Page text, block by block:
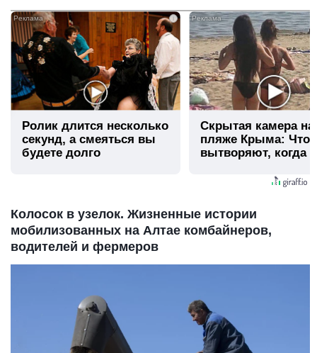
Ролик длится несколько
секунд, а смеяться вы
будете долго
Скрытая камера на
пляже Крыма: Что
вытворяют, когда
Колосок в узелок. Жизненные истории
мобилизованных на Алтае комбайнеров,
водителей и фермеров